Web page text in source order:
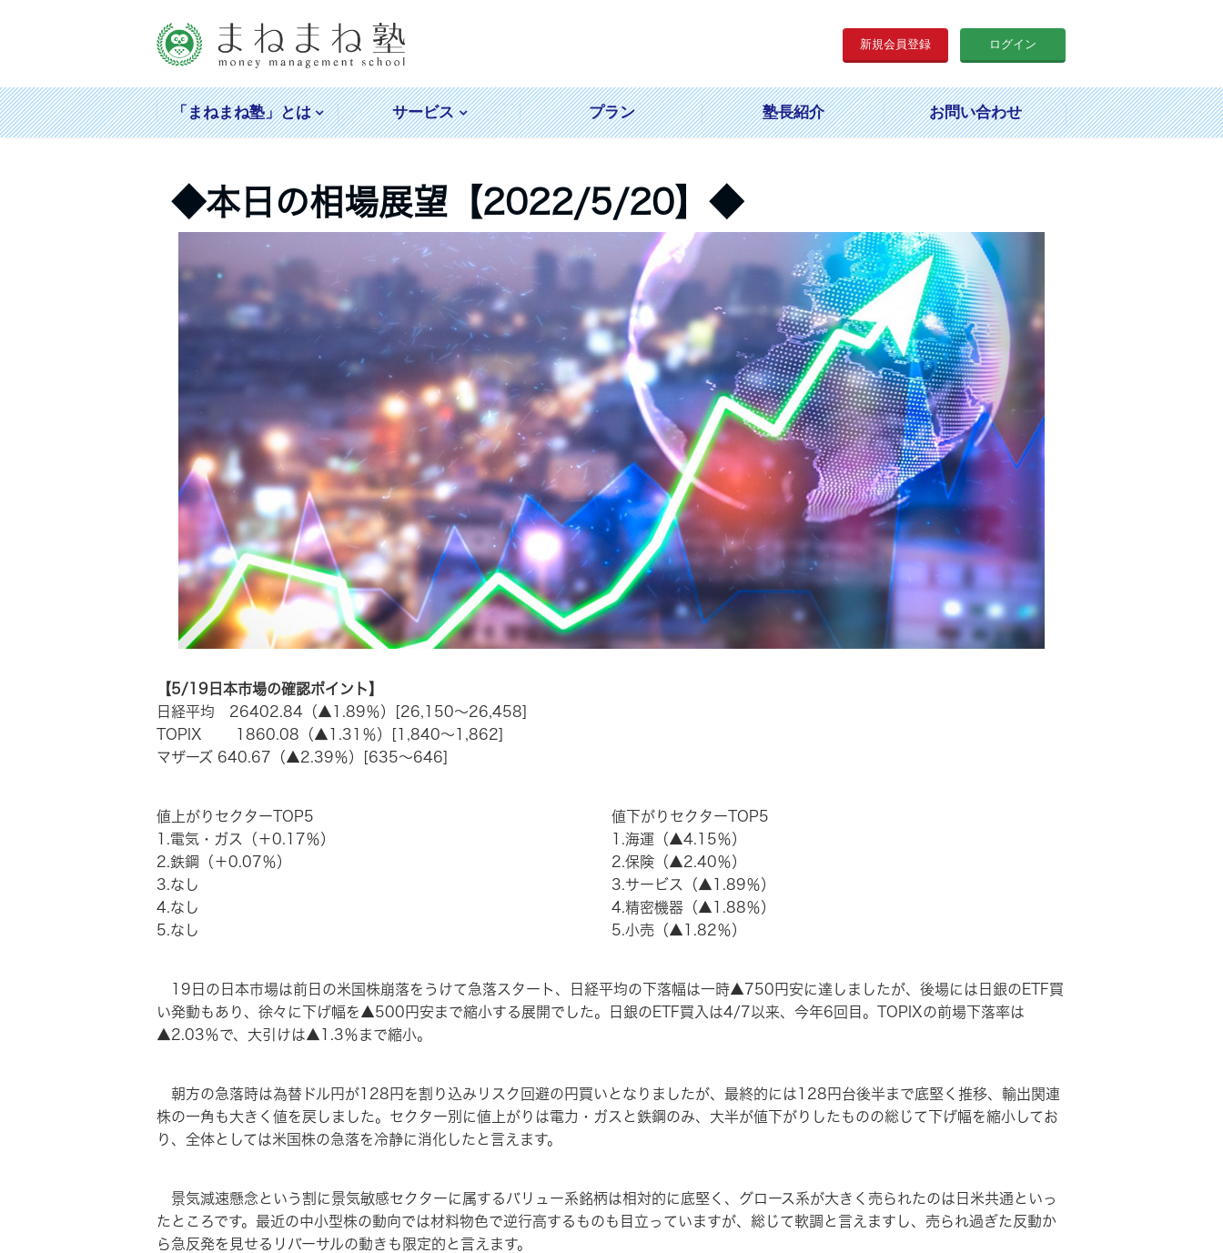
新規会員登録 ログイン
「まねまね塾」とは サービス プラン 塾長紹介 お問い合わせ
◆本日の相場展望【2022/5/20】◆
【5/19日本市場の確認ポイント】
日経平均 26402.84（▲1.89％）[26,150～26,458]
TOPIX 1860.08（▲1.31％）[1,840～1,862]
マザーズ 640.67（▲2.39％）[635～646]
値上がりセクターTOP5
1.電気・ガス（＋0.17％）
2.鉄鋼（＋0.07％）
3.なし
4.なし
5.なし
値下がりセクターTOP5
1.海運（▲4.15％）
2.保険（▲2.40％）
3.サービス（▲1.89％）
4.精密機器（▲1.88％）
5.小売（▲1.82％）
19日の日本市場は前日の米国株崩落をうけて急落スタート、日経平均の下落幅は一時▲750円安に達しましたが、後場には日銀のETF買
い発動もあり、徐々に下げ幅を▲500円安まで縮小する展開でした。日銀のETF買入は4/7以来、今年6回目。TOPIXの前場下落率は
▲2.03％で、大引けは▲1.3％まで縮小。
朝方の急落時は為替ドル円が128円を割り込みリスク回避の円買いとなりましたが、最終的には128円台後半まで底堅く推移、輸出関連
株の一角も大きく値を戻しました。セクター別に値上がりは電力・ガスと鉄鋼のみ、大半が値下がりしたものの総じて下げ幅を縮小してお
り、全体としては米国株の急落を冷静に消化したと言えます。
景気減速懸念という割に景気敏感セクターに属するバリュー系銘柄は相対的に底堅く、グロース系が大きく売られたのは日米共通といっ
たところです。最近の中小型株の動向では材料物色で逆行高するものも目立っていますが、総じて軟調と言えますし、売られ過ぎた反動か
ら急反発を見せるリバーサルの動きも限定的と言えます。